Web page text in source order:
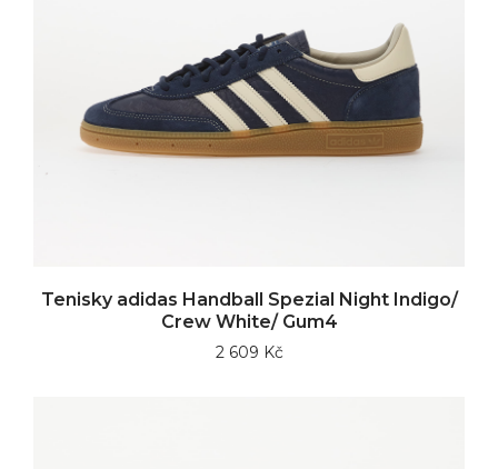
Tenisky adidas Handball Spezial Night Indigo/
Crew White/ Gum4
2 609 Kč